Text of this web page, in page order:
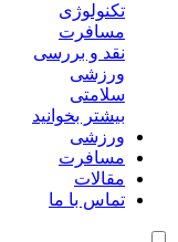
تکنولوژی
مسافرت
نقد و بررسی
ورزشی
سلامتی
بیشتر بخوانید
ورزشی
مسافرت
مقالات
تماس با ما